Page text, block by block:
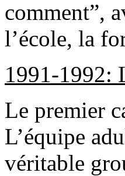
comment”,
l’école, la
1991-1992:
Le premier
L’équipe
véritable